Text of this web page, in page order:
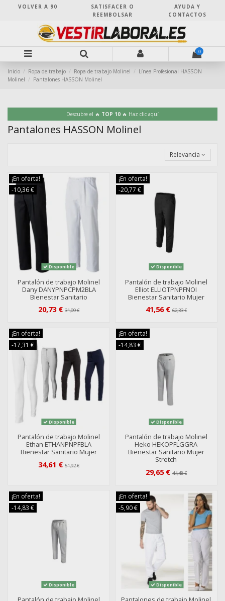
VOLVER A 90
SATISFACER O
REEMBOLSAR
AYUDA Y
CONTACTOS
0
Inicio Ropa de trabajo Ropa de trabajo Molinel
Línea Profesional HASSON
Molinel
Pantalones HASSON Molinel
Descubre el 🔥 TOP 10 🔥 Haz clic aquí
Pantalones HASSON Molinel
Relevancia
¡En oferta!
-10,36 €
Disponible
Pantalón de trabajo Molinel
Dany DANYPNPCPM2BLA
Bienestar Sanitario
20,73 €31,09 €
¡En oferta!
-20,77 €
Disponible
Pantalón de trabajo Molinel
Elliot ELLIOTPNPFNOI
Bienestar Sanitario Mujer
41,56 €62,33 €
¡En oferta!
-17,31 €
Disponible
Pantalón de trabajo Molinel
Ethan ETHANPNPFBLA
Bienestar Sanitario Mujer
34,61 €51,92 €
¡En oferta!
-14,83 €
Disponible
Pantalón de trabajo Molinel
Heko HEKOPFLGGRA
Bienestar Sanitario Mujer
Stretch
29,65 €44,48 €
¡En oferta!
-14,83 €
Disponible
¡En oferta!
-5,90 €
Disponible